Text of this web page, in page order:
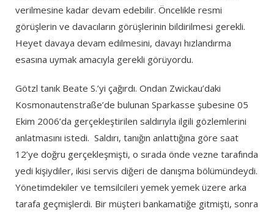
verilmesine kadar devam edebilir. Öncelikle resmi
görüşlerin ve davacıların görüşlerinin bildirilmesi gerekli.
Heyet davaya devam edilmesini, davayı hızlandırma
esasına uymak amacıyla gerekli görüyordu.
Götzl tanık Beate S.’yi çağırdı. Ondan Zwickau’daki
Kosmonautenstraße’de bulunan Sparkasse şubesine 05
Ekim 2006’da gerçekleştirilen saldırıyla ilgili gözlemlerini
anlatmasını istedi. Saldırı, tanığın anlattığına göre saat
12’ye doğru gerçekleşmişti, o sırada önde vezne tarafında
yedi kişiydiler, ikisi servis diğeri de danışma bölümündeydi.
Yönetimdekiler ve temsilcileri yemek yemek üzere arka
tarafa geçmişlerdi. Bir müşteri bankamatiğe gitmişti, sonra